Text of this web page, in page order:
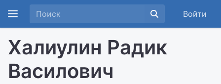
Войти
Халиулин Радик
Василович